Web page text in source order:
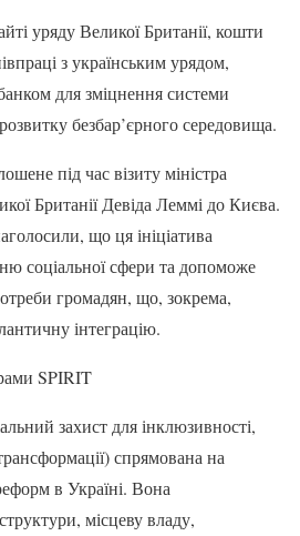
уряду Великої Британії, кошти
з українським урядом,
для зміцнення системи
безбар’єрного середовища.
під час візиту міністра
Британії Девіда Леммі до Києва.
що ця ініціатива
соціальної сфери та допоможе
громадян, що, зокрема,
інтеграцію.
SPIRIT
захист для інклюзивності,
спрямована на
в Україні. Вона
місцеву владу,